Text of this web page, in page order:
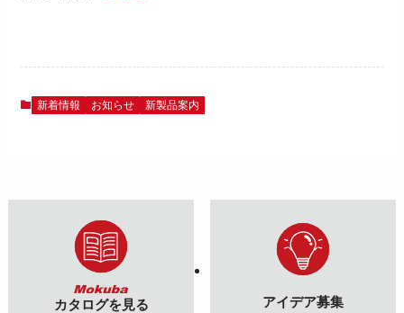
新着情報 お知らせ 新製品案内
カタログを見る アイデア募集